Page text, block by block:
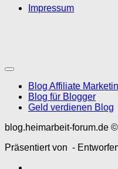
Impressum
Blog Affiliate
Blog für Blogger
Geld verdienen Blog
blog.heimarbeit-forum.de
Präsentiert von -